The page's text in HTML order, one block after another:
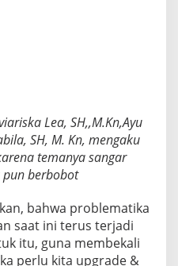
Lea, SH,,M.Kn,Ayu
SH, M. Kn, mengaku
temanya sangar
berbobot
bahwa problematika
saat ini terus terjadi
itu, guna membekali
perlu kita upgrade &